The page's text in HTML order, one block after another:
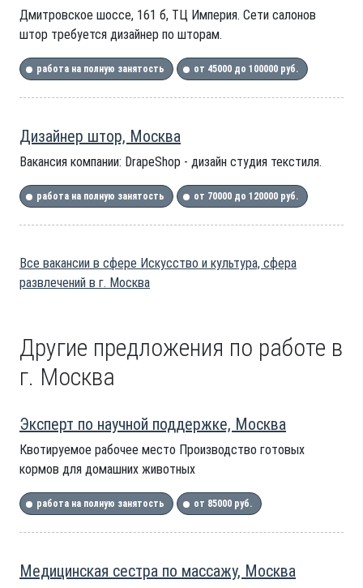
Дмитровское шоссе, 161 б, ТЦ Империя. Сети салонов
штор требуется дизайнер по шторам.
работа на полную занятость от 45000 до 100000 руб.
Дизайнер штор, Москва
Вакансия компании: DrapeShop - дизайн студия текстиля.
работа на полную занятость от 70000 до 120000 руб.
Все вакансии в сфере Искусство и культура, сфера
развлечений в г. Москва
Другие предложения по работе в
г. Москва
Эксперт по научной поддержке, Москва
Квотируемое рабочее место Производство готовых
кормов для домашних животных
работа на полную занятость от 85000 руб.
Медицинская сестра по массажу, Москва